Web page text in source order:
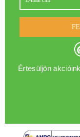
Értesüljön